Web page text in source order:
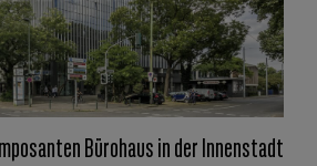
Bürohaus in der Innenstadt